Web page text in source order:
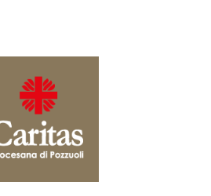
della Caritas Diocesana
link